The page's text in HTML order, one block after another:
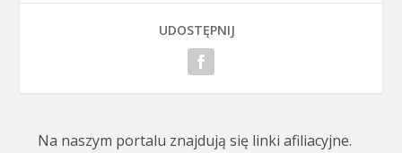
UDOSTĘPNIJ
Na naszym portalu znajdują się linki afiliacyjne.